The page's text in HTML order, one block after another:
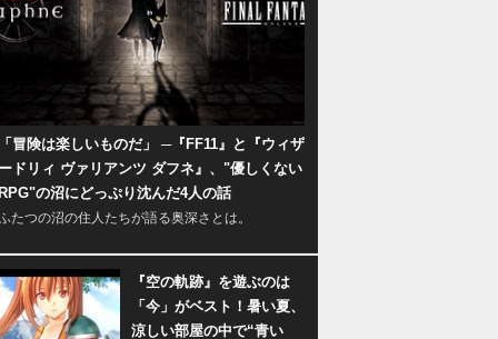
冒険は楽しいものだ」 ─『FF11』と『ウィザ
ドリィ ヴァリアンツ ダフネ』、"優しくない
の沼にどっぷり沈んだ4人の話
たつの沼の住人たちが語る奥深さとは。
『空の軌跡』を遊ぶのは
「今」がベスト！暑い夏、
涼しい部屋の中で“青い